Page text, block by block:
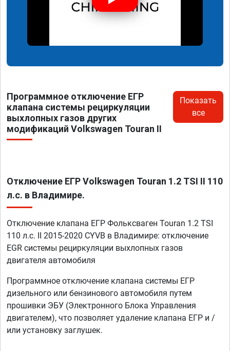
Программное отключение ЕГР
клапана системы рециркуляции
выхлопных газов других
модификаций Volkswagen Touran II
Показать
все
Отключение ЕГР Volkswagen Touran 1.2 TSI II 110
л.с. в Владимире.
Отключение клапана ЕГР Фольксваген Touran 1.2 TSI
110 л.с. II 2015-2020 CYVB в Владимире: отключение
EGR системы рециркуляции выхлопных газов
двигателя автомобиля
Программное отключение клапана системы ЕГР
дизельного или бензинового автомобиля путем
прошивки ЭБУ (Электронного Блока Управления
двигателем), что позволяет удаление клапана ЕГР и /
или установку заглушек.